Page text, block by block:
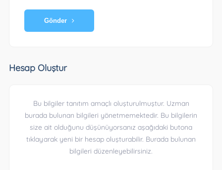
Gönder
Hesap Oluştur
Bu bilgiler tanıtım amaçlı oluşturulmuştur. Uzman
burada bulunan bilgileri yönetmemektedir. Bu bilgilerin
size ait olduğunu düşünüyorsanız aşağıdaki butona
tıklayarak yeni bir hesap oluşturabilir. Burada bulunan
bilgileri düzenleyebilirsiniz.